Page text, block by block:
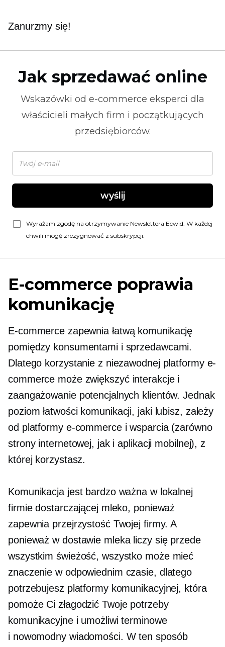
Zanurzmy się!
Jak sprzedawać online
Wskazówki od e-commerce eksperci dla
właścicieli małych firm i początkujących
przedsiębiorców.
wyślij
Wyrażam zgodę na otrzymywanie Newslettera Ecwid. W każdej
chwili mogę zrezygnować z subskrypcji.
E-commerce poprawia
komunikację
E-commerce zapewnia łatwą komunikację
pomiędzy konsumentami i sprzedawcami.
Dlatego korzystanie z niezawodnej platformy e-
commerce może zwiększyć interakcje i
zaangażowanie potencjalnych klientów. Jednak
poziom łatwości komunikacji, jaki lubisz, zależy
od platformy e-commerce i wsparcia (zarówno
strony internetowej, jak i aplikacji mobilnej), z
której korzystasz.
Komunikacja jest bardzo ważna w lokalnej
firmie dostarczającej mleko, ponieważ
zapewnia przejrzystość Twojej firmy. A
ponieważ w dostawie mleka liczy się przede
wszystkim świeżość, wszystko może mieć
znaczenie w odpowiednim czasie, dlatego
potrzebujesz platformy komunikacyjnej, która
pomoże Ci złagodzić Twoje potrzeby
komunikacyjne i umożliwi terminowe
i nowomodnywiadomości. W ten sposób